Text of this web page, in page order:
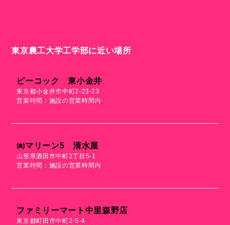
東京農工大学工学部に近い場所
ピーコック 東小金井
東京都小金井市中町2-23-23
営業時間：施設の営業時間内
㈱マリーン5 清水屋
山形県酒田市中町2丁目5-1
営業時間：施設の営業時間内
ファミリーマート中里森野店
東京都町田市中町2-5-4